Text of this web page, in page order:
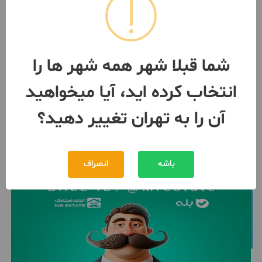
احدی.بصورت تکی ویکجا
تهران
مبلغ
56,500,000,000 تومان
1 ماه پیش 091255***38
شما قبلا شهر همه شهر ها را
انتخاب کرده اید، آیا میخواهید
آن را به تهران تغییر دهید؟
باشه انصراف